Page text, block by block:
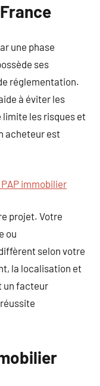
une phase
ses
réglementation.
à éviter les
les risques et
acheteur est
immobilier
projet. Votre
ou
selon votre
la localisation et
un facteur